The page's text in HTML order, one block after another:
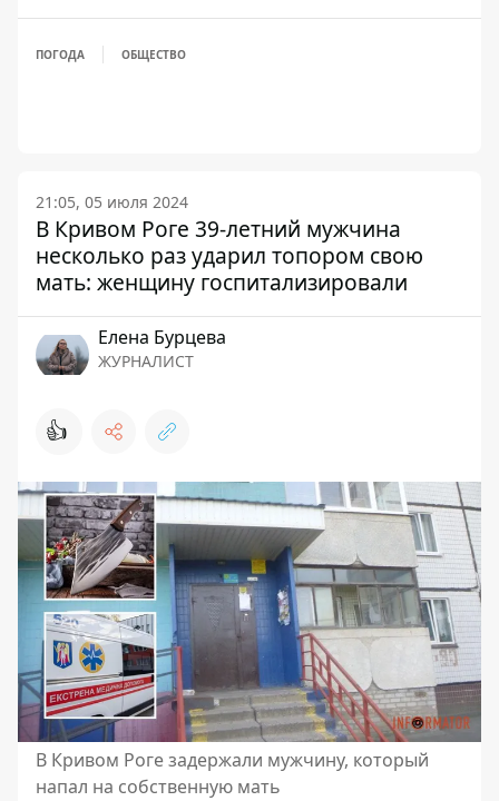
ПОГОДА ОБЩЕСТВО
21:05, 05 июля 2024
В Кривом Роге 39-летний мужчина
несколько раз ударил топором свою
мать: женщину госпитализировали
Елена Бурцева
ЖУРНАЛИСТ
👍
В Кривом Роге задержали мужчину, который
напал на собственную мать